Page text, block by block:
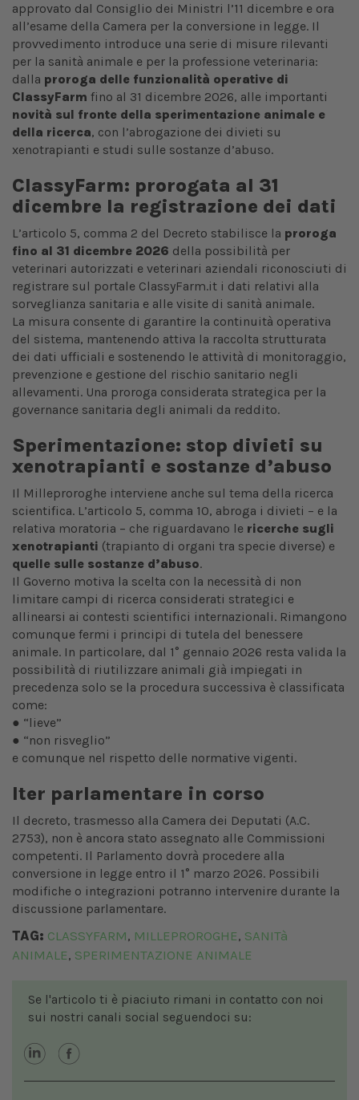
approvato dal Consiglio dei Ministri l’11 dicembre e ora
all’esame della Camera per la conversione in legge. Il
provvedimento introduce una serie di misure rilevanti
per la sanità animale e per la professione veterinaria:
dalla proroga delle funzionalità operative di
ClassyFarm fino al 31 dicembre 2026, alle importanti
novità sul fronte della sperimentazione animale e
della ricerca, con l’abrogazione dei divieti su
xenotrapianti e studi sulle sostanze d’abuso.
ClassyFarm: prorogata al 31
dicembre la registrazione dei dati
L’articolo 5, comma 2 del Decreto stabilisce la proroga
fino al 31 dicembre 2026 della possibilità per
veterinari autorizzati e veterinari aziendali riconosciuti di
registrare sul portale ClassyFarm.it i dati relativi alla
sorveglianza sanitaria e alle visite di sanità animale.
La misura consente di garantire la continuità operativa
del sistema, mantenendo attiva la raccolta strutturata
dei dati ufficiali e sostenendo le attività di monitoraggio,
prevenzione e gestione del rischio sanitario negli
allevamenti. Una proroga considerata strategica per la
governance sanitaria degli animali da reddito.
Sperimentazione: stop divieti su
xenotrapianti e sostanze d’abuso
Il Milleproroghe interviene anche sul tema della ricerca
scientifica. L’articolo 5, comma 10, abroga i divieti – e la
relativa moratoria – che riguardavano le ricerche sugli
xenotrapianti (trapianto di organi tra specie diverse) e
quelle sulle sostanze d’abuso.
Il Governo motiva la scelta con la necessità di non
limitare campi di ricerca considerati strategici e
allinearsi ai contesti scientifici internazionali. Rimangono
comunque fermi i principi di tutela del benessere
animale. In particolare, dal 1° gennaio 2026 resta valida la
possibilità di riutilizzare animali già impiegati in
precedenza solo se la procedura successiva è classificata
come:
● “lieve”
● “non risveglio”
e comunque nel rispetto delle normative vigenti.
Iter parlamentare in corso
Il decreto, trasmesso alla Camera dei Deputati (A.C.
2753), non è ancora stato assegnato alle Commissioni
competenti. Il Parlamento dovrà procedere alla
conversione in legge entro il 1° marzo 2026. Possibili
modifiche o integrazioni potranno intervenire durante la
discussione parlamentare.
TAG: CLASSYFARM, MILLEPROROGHE, SANITà
ANIMALE, SPERIMENTAZIONE ANIMALE
Se l'articolo ti è piaciuto rimani in contatto con noi
sui nostri canali social seguendoci su: